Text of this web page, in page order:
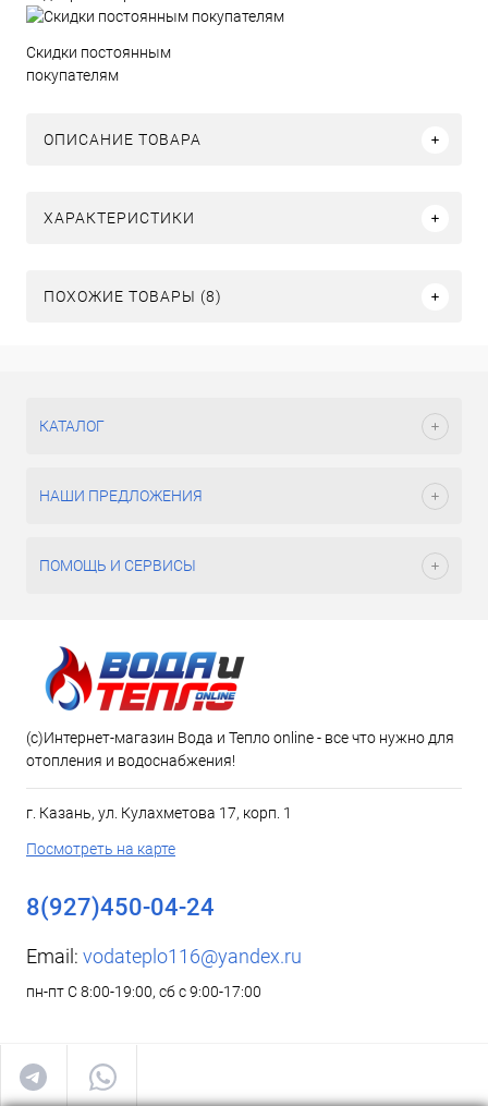
Скидки постоянным
покупателям
ОПИСАНИЕ ТОВАРА
ХАРАКТЕРИСТИКИ
ПОХОЖИЕ ТОВАРЫ (8)
КАТАЛОГ
НАШИ ПРЕДЛОЖЕНИЯ
ПОМОЩЬ И СЕРВИСЫ
(c)Интернет-магазин Вода и Тепло online - все что нужно для
отопления и водоснабжения!
г. Казань, ул. Кулахметова 17, корп. 1
Посмотреть на карте
8(927)450-04-24
Email: vodateplo116@yandex.ru
пн-пт С 8:00-19:00, сб с 9:00-17:00